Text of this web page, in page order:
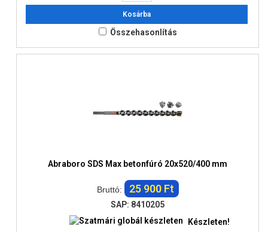
Kosárba
Összehasonlítás
Abraboro SDS Max betonfúró 20x520/400 mm
Bruttó: 25 900 Ft
SAP: 8410205
Készleten!